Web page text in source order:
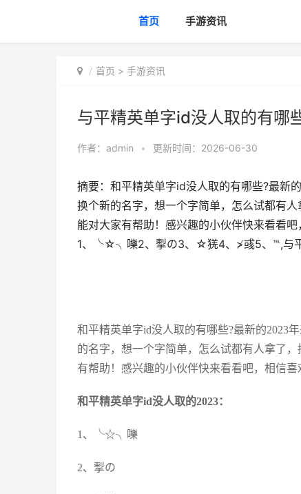
首页 手游资讯
首页 > 手游资讯
与平精英单字id没人取的有哪
作者： admin • 更新时间：2026-06-30
摘要：和平精英单字id没人取的有哪些?最新
换个新的名字，想一个字简单，怎么试都有
能对大家有帮助！感兴趣的小伙伴快来看看
1、╰☆╮嚛2、揧の3、☆猐4、≯彧5、℡,与平
和平精英单字id没人取的有哪些?最新的2023
的名字，想一个字简单，怎么试都有人拿了
有帮助！感兴趣的小伙伴快来看看吧，相信喜
和平精英单字id没人取的2023：
1、╰☆╮嚛
2、揧の